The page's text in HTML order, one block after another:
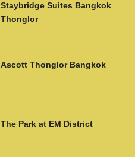
Staybridge Suites Bangkok
Thonglor
Ascott Thonglor Bangkok
The Park at EM District